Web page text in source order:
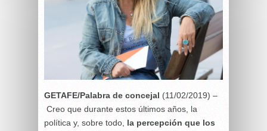
GETAFE/Palabra de concejal (11/02/2019) –
Creo que durante estos últimos años, la
política y, sobre todo, la percepción que los